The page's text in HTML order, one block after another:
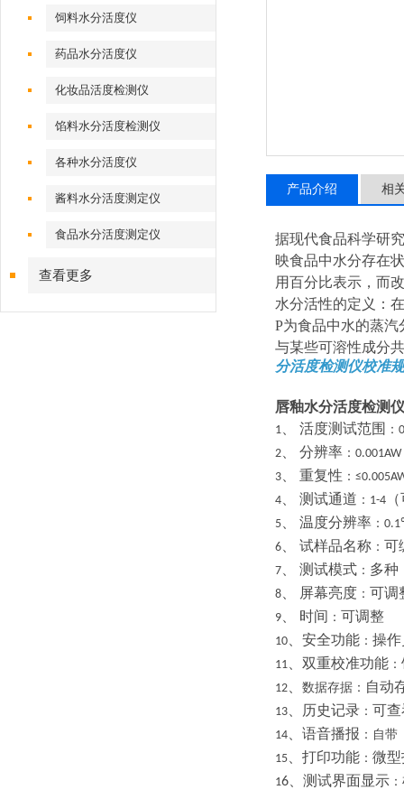
饲料水分活度仪
药品水分活度仪
化妆品活度检测仪
馅料水分活度检测仪
各种水分活度仪
酱料水分活度测定仪
食品水分活度测定仪
查看更多
产品介绍 相
据现代食品科学研
映食品中水分存在
用百分比表示，而
水分活性的定义：
P为食品中水的蒸
与某些可溶性成分
分活度检测仪校准
唇釉水分活度检测
1 活度测试范围 ：
2
分辨率 ： 0.001AW
3
重复性 ：
4
测试通道 ： 1-4
5 温度分辨率 ：
6
试样品名称 ： 可
7 测试模式 ： 多种
8 屏幕亮度 ： 可调
9 时间 ： 可调整
10 、安全功能 ： 操
11 、双重校准功能 ：
12 数据存据： 自动
13 、历史记录 ： 可
14 、语音播报 ：自带
15 、打印功能 ： 微
16 、测试界面显示 ：